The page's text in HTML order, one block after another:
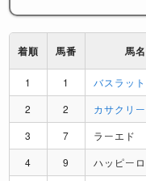
着順 馬番 馬名
1 1 バスラッ
2
2 カサクリ
3
7 ラーエド
4
9 ハッピー